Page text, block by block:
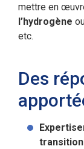
mettre en
l’hydrogène
etc.
Des